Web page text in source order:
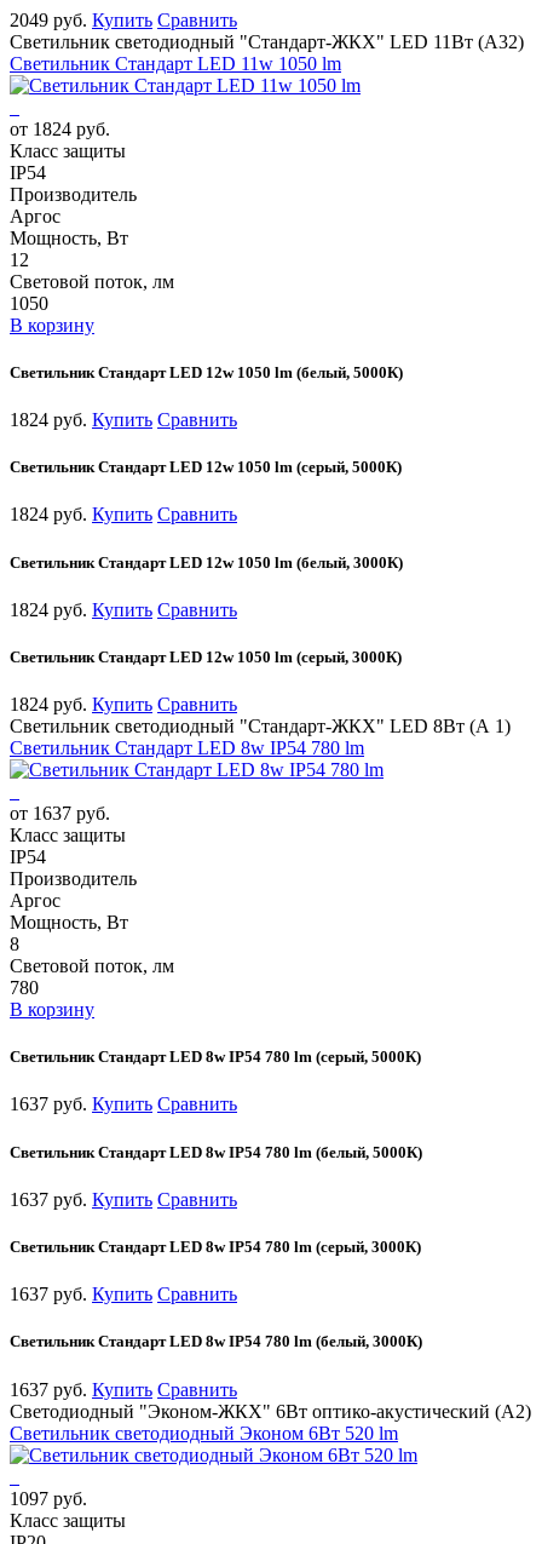
2049 руб. Купить Сравнить
Светильник светодиодный "Стандарт-ЖКХ" LED 11Вт (А32)
Cветильник Стандарт LED 11w 1050 lm
от 1824 руб.
Класс защиты
IP54
Производитель
Аргос
Мощность, Вт
12
Световой поток, лм
1050
В корзину
Cветильник Стандарт LED 12w 1050 lm (белый, 5000К)
1824 руб. Купить Сравнить
Cветильник Стандарт LED 12w 1050 lm (серый, 5000К)
1824 руб. Купить Сравнить
Cветильник Стандарт LED 12w 1050 lm (белый, 3000К)
1824 руб. Купить Сравнить
Cветильник Стандарт LED 12w 1050 lm (серый, 3000К)
1824 руб. Купить Сравнить
Светильник светодиодный "Стандарт-ЖКХ" LED 8Вт (А 1)
Cветильник Стандарт LED 8w IP54 780 lm
от 1637 руб.
Класс защиты
IP54
Производитель
Аргос
Мощность, Вт
8
Световой поток, лм
780
В корзину
Cветильник Стандарт LED 8w IP54 780 lm (серый, 5000К)
1637 руб. Купить Сравнить
Cветильник Стандарт LED 8w IP54 780 lm (белый, 5000К)
1637 руб. Купить Сравнить
Cветильник Стандарт LED 8w IP54 780 lm (серый, 3000К)
1637 руб. Купить Сравнить
Cветильник Стандарт LED 8w IP54 780 lm (белый, 3000К)
1637 руб. Купить Сравнить
Светодиодный "Эконом-ЖКХ" 6Вт оптико-акустический (А2)
Светильник светодиодный Эконом 6Вт 520 lm
1097 руб.
Класс защиты